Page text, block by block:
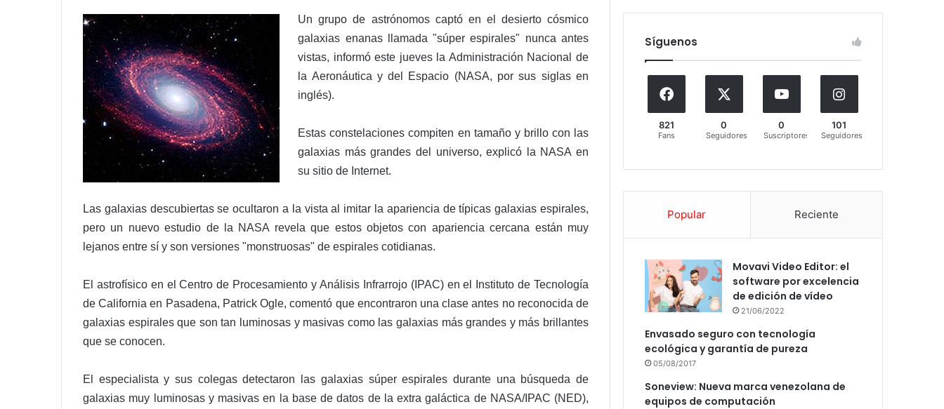
Un grupo de astrónomos captó en el desierto cósmico
galaxias enanas llamada "súper espirales" nunca antes
vistas, informó este jueves la Administración Nacional de
la Aeronáutica y del Espacio (NASA, por sus siglas en
inglés).
Estas constelaciones compiten en tamaño y brillo con las
galaxias más grandes del universo, explicó la NASA en
su sitio de Internet.
Las galaxias descubiertas se ocultaron a la vista al imitar la apariencia de típicas galaxias espirales,
pero un nuevo estudio de la NASA revela que estos objetos con apariencia cercana están muy
lejanos entre sí y son versiones "monstruosas" de espirales cotidianas.
El astrofísico en el Centro de Procesamiento y Análisis Infrarrojo (IPAC) en el Instituto de Tecnología
de California en Pasadena, Patrick Ogle, comentó que encontraron una clase antes no reconocida de
galaxias espirales que son tan luminosas y masivas como las galaxias más grandes y más brillantes
que se conocen.
El especialista y sus colegas detectaron las galaxias súper espirales durante una búsqueda de
galaxias muy luminosas y masivas en la base de datos de la extra galáctica de NASA/IPAC (NED),
Síguenos
821
Fans
0
Seguidores
0
Suscriptores
101
Seguidores
Popular Reciente
Movavi Video Editor: el
software por excelencia
de edición de vídeo
21/06/2022
Envasado seguro con tecnología
ecológica y garantía de pureza
05/08/2017
Soneview: Nueva marca venezolana de
equipos de computación